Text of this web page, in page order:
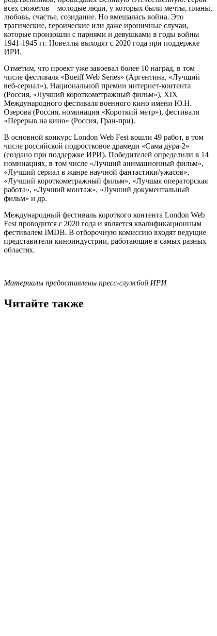
всех сюжетов – молодые люди, у которых были мечты, планы,
любовь, счастье, созидание. Но вмешалась война. Это
трагические, героические или даже ироничные случаи,
которые произошли с парнями и девушками в годы войны
1941-1945 гг. Новеллы выходят с 2020 года при поддержке
ИРИ.
Отметим, что проект уже завоевал более 10 наград, в том
числе фестиваля «Bueiff Web Series» (Аргентина, «Лучший
веб-сериал»), Национальной премии интернет-контента
(Россия, «Лучший короткометражный фильм»), XIX
Международного фестиваля военного кино имени Ю.Н.
Озерова (Россия, номинация «Короткий метр»), фестиваля
«Перерыв на кино» (Россия, Гран-при).
В основной конкурс London Web Fest вошли 49 работ, в том
числе российской подростковое драмеди «Сама дура-2»
(создано при поддержке ИРИ). Победителей определили в 14
номинациях, в том числе «Лучший анимационный фильм»,
«Лучший сериал в жанре научной фантастики/ужасов»,
«Лучший короткометражный фильм», «Лучшая операторская
работа», «Лучший монтаж», «Лучший документальный
фильм» и др.
Международный фестиваль короткого контента London Web
Fest проводится с 2020 года и является квалификационным
фестивалем IMDB. В отборочную комиссию входят ведущие
представители киноиндустрии, работающие в самых разных
областях.
Материалы предоставлены пресс-службой ИРИ
Читайте также